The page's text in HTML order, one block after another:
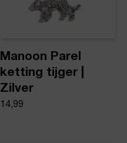
Manoon Parel
ketting tijger |
Zilver
14,99